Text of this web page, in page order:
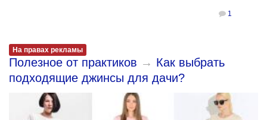
1
На правах рекламы
Полезное от практиков → Как выбрать
подходящие джинсы для дачи?